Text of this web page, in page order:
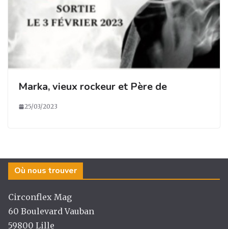
Marka, vieux rockeur et Père de
25/03/2023
Où nous trouver
Circonflex Mag
60 Boulevard Vauban
59800 Lille